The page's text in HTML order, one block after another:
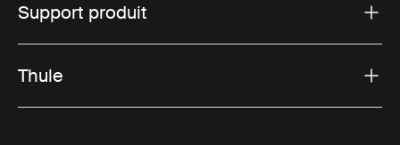
Support produit
Thule